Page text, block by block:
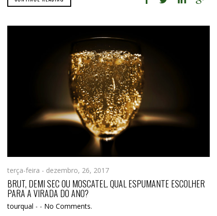
terça-feira - dezembro, 26, 2017
BRUT, DEMI SEC OU MOSCATEL. QUAL ESPUMANTE ESCOLHER
PARA A VIRADA DO ANO?
tourqual - - No Comments.